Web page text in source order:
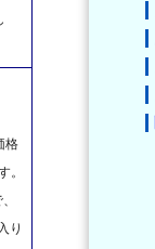
格
。
り